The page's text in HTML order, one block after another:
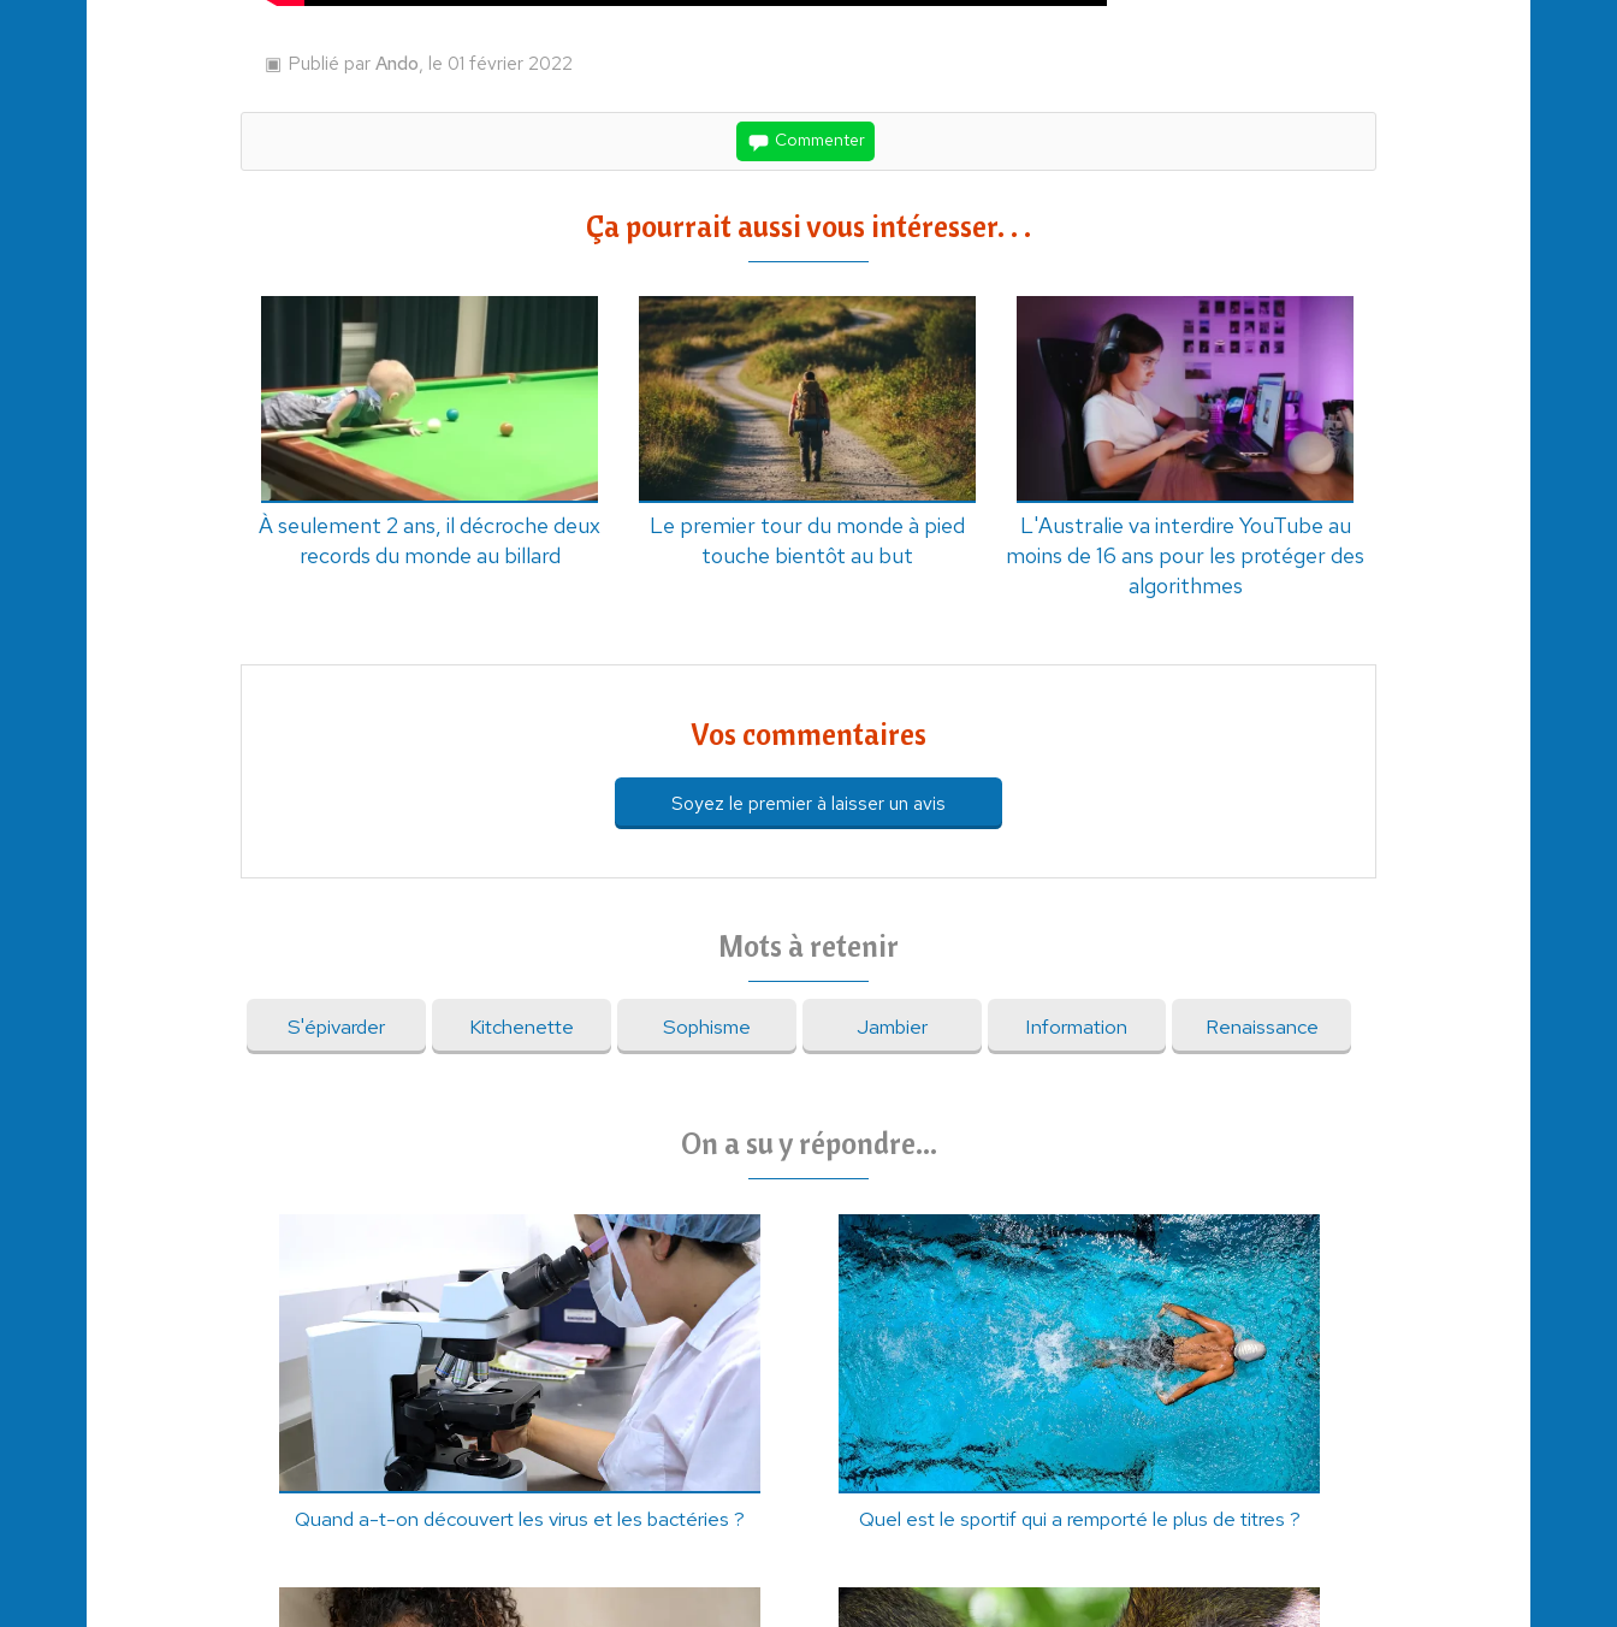
Publié parAndo, le 01 février 2022
Commenter
Ça pourrait aussi vous intéresser. . .
À seulement 2 ans, il décroche deux
records du monde au billard
Le premier tour du monde à pied
touche bientôt au but
L'Australie va interdire YouTube au
moins de 16 ans pour les protéger des
algorithmes
Vos commentaires
Soyez le premier à laisser un avis
Mots à retenir
S'épivarder Kitchenette Sophisme Jambier Information Renaissance
On a su y répondre...
Quand a-t-on découvert les virus et les bactéries ? Quel est le sportif qui a remporté le plus de titres ?